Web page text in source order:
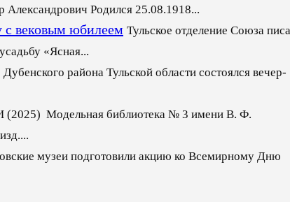
Родился 25.08.1918...
с вековым юбилеем Тульское отделение Союза
«Ясная...
района Тульской области состоялся вечер-
Модельная библиотека № 3 имени В. Ф.
музеи подготовили акцию ко Всемирному Дню